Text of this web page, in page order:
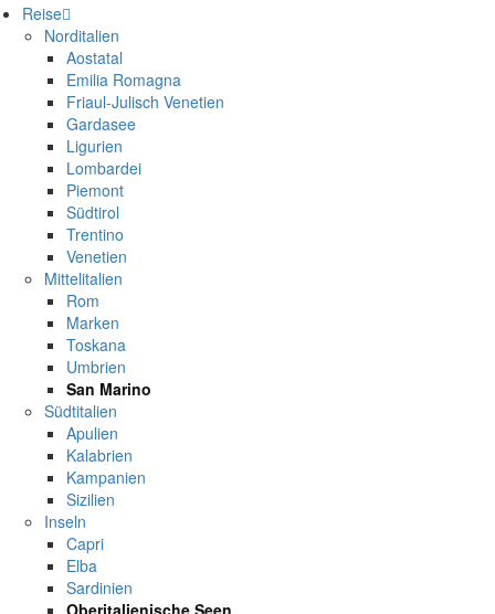
Reise
Norditalien
Aostatal
Emilia Romagna
Friaul-Julisch Venetien
Gardasee
Ligurien
Lombardei
Piemont
Südtirol
Trentino
Venetien
Mittelitalien
Rom
Marken
Toskana
Umbrien
San Marino
Südtitalien
Apulien
Kalabrien
Kampanien
Sizilien
Inseln
Capri
Elba
Sardinien
Oberitalienische Seen